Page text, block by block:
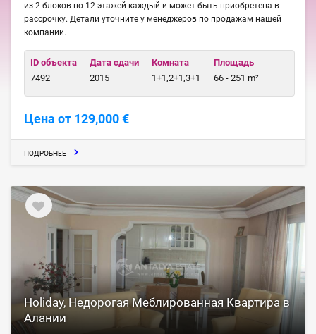
из 2 блоков по 12 этажей каждый и может быть приобретена в
рассрочку. Детали уточните у менеджеров по продажам нашей
компании.
ID объекта
7492
Дата сдачи
2015
Комната
1+1,2+1,3+1
Площадь
66 - 251 m²
Цена от 129,000 €
ПОДРОБНЕЕ
Holiday, Недорогая Меблированная Квартира в
Алании